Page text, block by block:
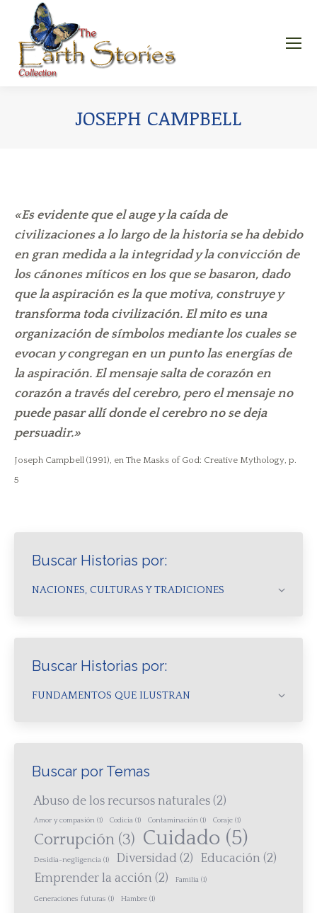
JOSEPH CAMPBELL
«Es evidente que el auge y la caída de
civilizaciones a lo largo de la historia se ha debido
en gran medida a la integridad y la convicción de
los cánones míticos en los que se basaron, dado
que la aspiración es la que motiva, construye y
transforma toda civilización. El mito es una
organización de símbolos mediante los cuales se
evocan y congregan en un punto las energías de
la aspiración. El mensaje salta de corazón en
corazón a través del cerebro, pero el mensaje no
puede pasar allí donde el cerebro no se deja
persuadir.»
Joseph Campbell (1991), en The Masks of God: Creative Mythology, p.
5
Buscar Historias por:
NACIONES, CULTURAS Y TRADICIONES
Buscar Historias por:
FUNDAMENTOS QUE ILUSTRAN
Buscar por Temas
Abuso de los recursos naturales (2)
Amor y compasión (1) Codicia (1) Contaminación (1) Coraje (1)
Corrupción (3) Cuidado (5)
Desidia-negligencia (1) Diversidad (2) Educación (2)
Emprender la acción (2) Familia (1)
Generaciones futuras (1) Hambre (1)